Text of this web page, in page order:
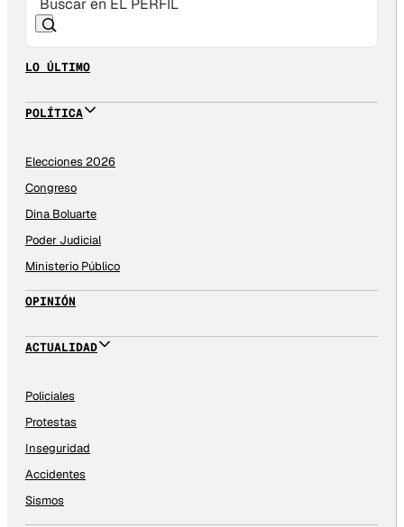
LO ÚLTIMO
POLÍTICA
Elecciones 2026
Congreso
Dina Boluarte
Poder Judicial
Ministerio Público
OPINIÓN
ACTUALIDAD
Policiales
Protestas
Inseguridad
Accidentes
Sismos